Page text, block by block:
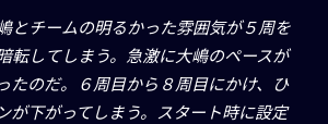
とチームの明るかった雰囲気が５周を
転してしまう。急激に大嶋のペースが
たのだ。６周目から８周目にかけ、ひ
が下がってしまう。スタート時に設定